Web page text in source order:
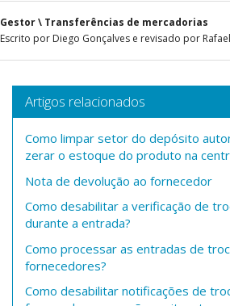
Gestor \ Transferências de mercadorias
Escrito por Diego Gonçalves e revisado por
Artigos relacionados
Como limpar setor do depósito
zerar o estoque do produto na
Nota de devolução ao fornecedor
Como desabilitar a verificação de
durante a entrada?
Como processar as entradas de
fornecedores?
Como desabilitar notificações de